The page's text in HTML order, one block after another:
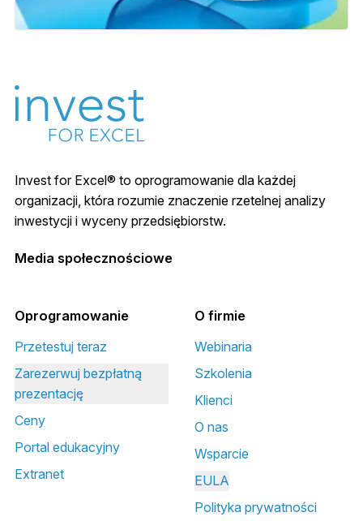
Invest for Excel® to oprogramowanie dla każdej
organizacji, która rozumie znaczenie rzetelnej analizy
inwestycji i wyceny przedsiębiorstw.
Media społecznościowe
Oprogramowanie
Przetestuj teraz
Zarezerwuj bezpłatną
prezentację
Ceny
Portal edukacyjny
Extranet
O firmie
Webinaria
Szkolenia
Klienci
O nas
Wsparcie
EULA
Polityka prywatności